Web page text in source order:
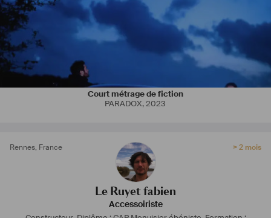
Court métrage de fiction
PARADOX,2023
Rennes, France > 2 mois
Le Ruyet fabien
Accessoiriste